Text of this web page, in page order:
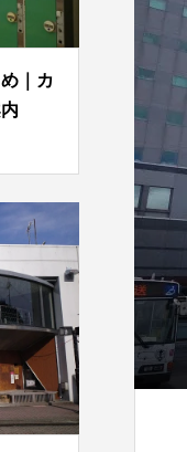
｜カ